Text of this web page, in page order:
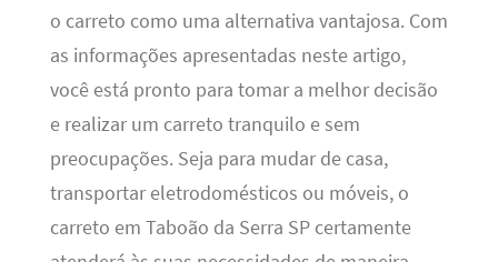
o carreto como uma alternativa vantajosa. Com
as informações apresentadas neste artigo,
você está pronto para tomar a melhor decisão
e realizar um carreto tranquilo e sem
preocupações. Seja para mudar de casa,
transportar eletrodomésticos ou móveis, o
carreto em Taboão da Serra SP certamente